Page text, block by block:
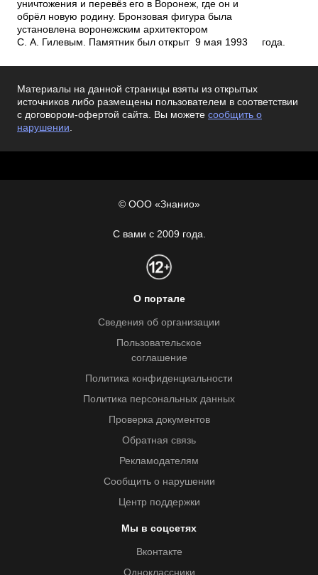
Материалы на данной страницы взяты из открытых
источников либо размещены пользователем в соответствии
с договором-офертой сайта. Вы можете сообщить о
нарушении.
© ООО «Знанио»
С вами с 2009 года.
О портале
Сведения об организации
Пользовательское
соглашение
Политика конфиденциальности
Политика персональных данных
Проверка документов
Обратная связь
Рекламодателям
Сообщить о нарушении
Центр поддержки
Мы в соцсетях
Вконтакте
Одноклассники